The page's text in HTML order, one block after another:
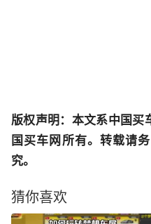
版权声明：本文系中国买
国买车网所有。转载请
究。
猜你喜欢